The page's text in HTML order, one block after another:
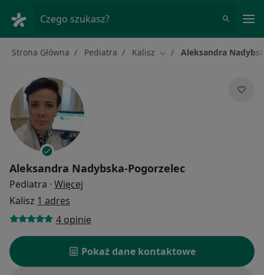
Czego szukasz?
Strona Główna Pediatra Kalisz Zmień miasto
Aleksandra
Aleksandra Nadybska-Pogorzelec
Pediatra · Więcej
Kalisz 1 adres
4 opinie
Pokaż dane kontaktowe